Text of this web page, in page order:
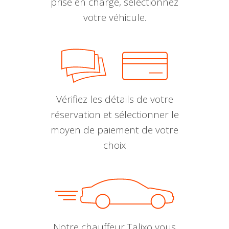
votre véhicule.
Vérifiez les détails de votre
réservation et sélectionner le
moyen de paiement de votre
choix